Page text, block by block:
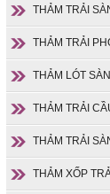
THẢM TRẢI
THẢM TRẢI
THẢM LÓT
THẢM TRẢI
THẢM TRẢI
THẢM XỐP